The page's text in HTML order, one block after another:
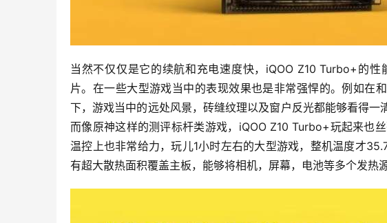
当然不仅仅是它的续航和充电速度快，iQOO Z10 Turbo+的
片。在一些大型游戏当中的表现效果也是非常强悍的。例如在
下，游戏当中的远处风景，砖缝纹理以及窗户反光都能够看得一
而像原神这样的测评标杆类游戏，iQOO Z10 Turbo+玩起来也
温控上也非常给力，玩儿1小时左右的大型游戏，整机温度才
有超大散热面积覆盖主板，能够将相机，屏幕，电池等多个发热